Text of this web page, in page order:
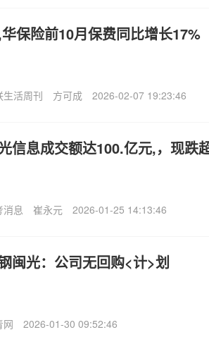
保险前10月保费同比增长17%
生活周刊 方可成 2026-02-07 19:23:46
信息成交额达100.亿元,，现跌
消息 崔永元 2026-01-25 14:13:46
闽光：公司无回购<计>划
网 2026-01-30 09:52:46